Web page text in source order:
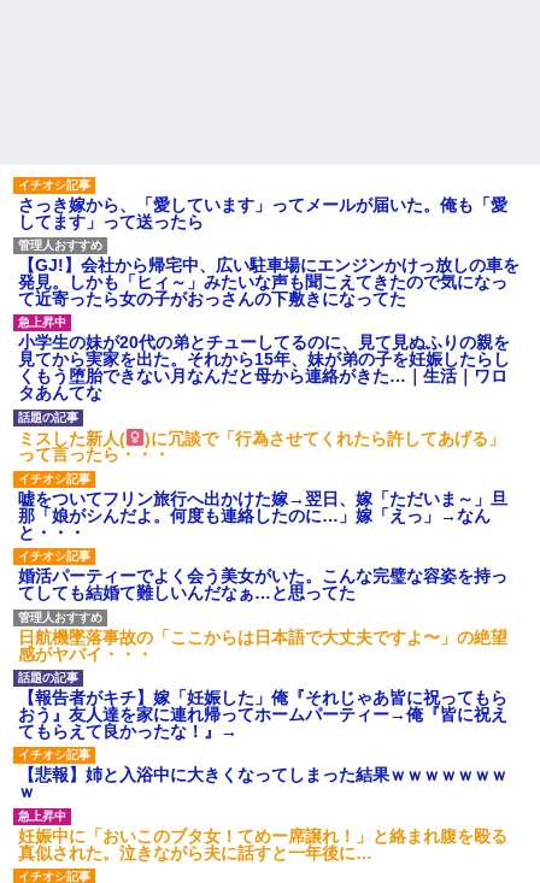
私「初めて飲む味だけどなん
のお茶？」彼「ちっ！」私「」
【GIF】JSのカンチョーワロ
タ
後続車にクラクションを鳴ら
され彼氏が逆切れ。「何クラク
ション鳴らしてんだ！降りてこ
いよ！」と怒鳴りだし...
【衝撃】報酬100万円超の治験
募集がこちらｗｗｗｗｗ(※画像
あり)
【ネット騒然】惨殺されたタ
ワマン頂き女子のこの動画、す
げえええええｗｗｗｗｗｗｗｗ
ｗｗｗ
【愕然】白のクラウン俺氏、
高速道路左車線を制限速度で走
った結果wwwwwwwwwwww
百年の恋12-899 食べた量を
張り合ってくる
【悲報】佐藤輝明・・・２軍
でも盛大にやらかす←あまり悲
しませないでくれ
先生から電話があったんだけ
ど、「～とか～」「～とか考え
主な税金の成り立ちを調べて
みたよ
さっき嫁から、「愛しています」ってメールが届いた。俺も「愛
してます」って送ったら
【GJ!】会社から帰宅中、広い駐車場にエンジンかけっ放しの車を
発見。しかも「ヒィ～」みたいな声も聞こえてきたので気になっ
て近寄ったら女の子がおっさんの下敷きになってた
小学生の妹が20代の弟とチューしてるのに、見て見ぬふりの親を
見てから実家を出た。それから15年、妹が弟の子を妊娠したらし
くもう堕胎できない月なんだと母から連絡がきた…｜生活｜ワロ
タあんてな
ミスした新人(
)に冗談で「行為させてくれたら許してあげる」
って言ったら・・・
嘘をついてフリン旅行へ出かけた嫁→翌日、嫁「ただいま～」旦
那「娘がシんだよ。何度も連絡したのに…」嫁「えっ」→なん
と・・・
婚活パーティーでよく会う美女がいた。こんな完璧な容姿を持っ
てしても結婚て難しいんだなぁ…と思ってた
日航機墜落事故の「ここからは日本語で大丈夫ですよ〜」の絶望
感がヤバイ・・・
【報告者がキチ】嫁「妊娠した」俺『それじゃあ皆に祝ってもら
おう』友人達を家に連れ帰ってホームパーティー→俺『皆に祝え
てもらえて良かったな！』→
【悲報】姉と入浴中に大きくなってしまった結果ｗｗｗｗｗｗｗ
ｗ
妊娠中に「おいこのブタ女！てめー席譲れ！」と絡まれ腹を殴る
真似された。泣きながら夫に話すと一年後に…